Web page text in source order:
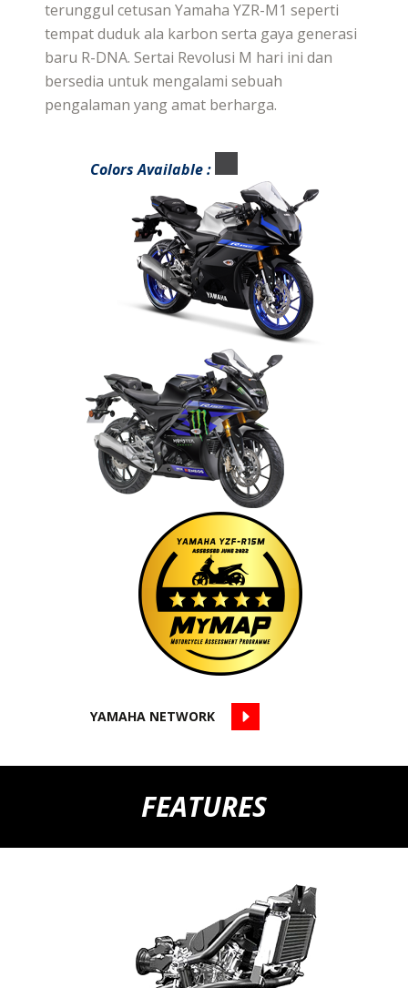
terunggul cetusan Yamaha YZR-M1 seperti
tempat duduk ala karbon serta gaya generasi
baru R-DNA. Sertai Revolusi M hari ini dan
bersedia untuk mengalami sebuah
pengalaman yang amat berharga.
Colors Available :
YAMAHA NETWORK
FEATURES